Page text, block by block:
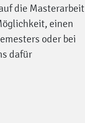
die Masterarbeit
einen
oder bei
dafür